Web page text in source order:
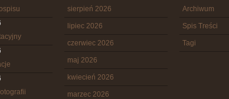
sierpień 2026
lipiec 2026
czerwiec 2026
maj 2026
kwiecień 2026
marzec 2026
Archiwum
Spis Treści
Tagi